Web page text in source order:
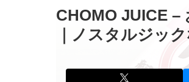
CHOMO JUICE
｜ノスタルジッ